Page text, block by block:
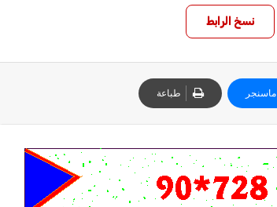
نسخ الرابط
ماسنجر طباعة